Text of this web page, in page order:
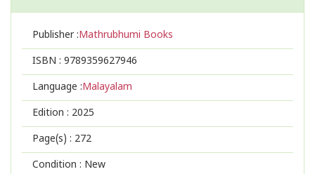
Publisher :Mathrubhumi Books
ISBN : 9789359627946
Language :Malayalam
Edition : 2025
Page(s) : 272
Condition : New